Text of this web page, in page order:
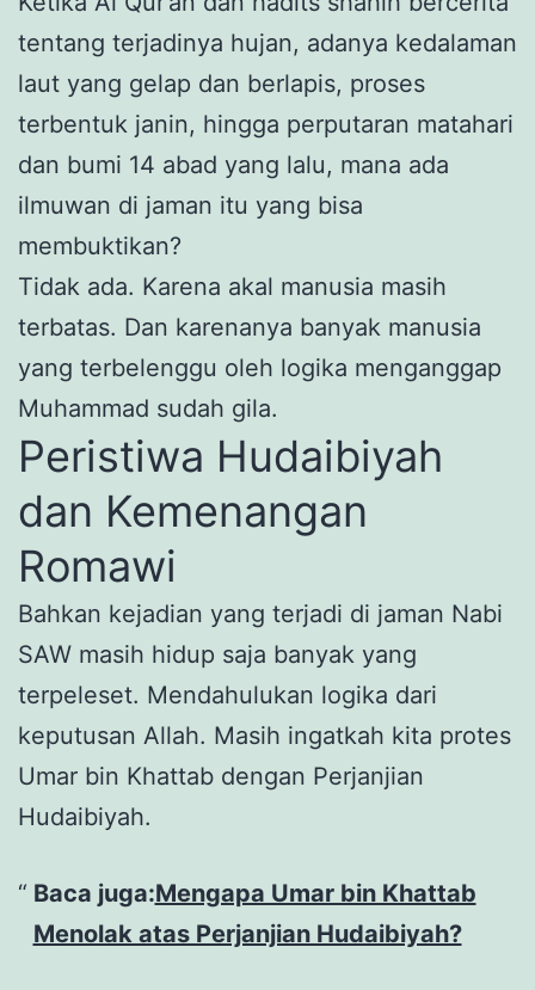
tentang terjadinya hujan, adanya kedalaman
laut yang gelap dan berlapis, proses
terbentuk janin, hingga perputaran matahari
dan bumi 14 abad yang lalu, mana ada
ilmuwan di jaman itu yang bisa
membuktikan?
Tidak ada. Karena akal manusia masih
terbatas. Dan karenanya banyak manusia
yang terbelenggu oleh logika menganggap
Muhammad sudah gila.
Peristiwa Hudaibiyah
dan Kemenangan
Romawi
Bahkan kejadian yang terjadi di jaman Nabi
SAW masih hidup saja banyak yang
terpeleset. Mendahulukan logika dari
keputusan Allah. Masih ingatkah kita protes
Umar bin Khattab dengan Perjanjian
Hudaibiyah.
Baca juga:Mengapa Umar bin Khattab
Menolak atas Perjanjian Hudaibiyah?